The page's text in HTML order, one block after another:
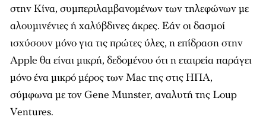
στην Κίνα, συμπεριλαμβανομένων των τηλεφώνων με
αλουμινένιες ή χαλύβδινες άκρες. Εάν οι δασμοί
ισχύσουν μόνο για τις πρώτες ύλες, η επίδραση στην
Apple θα είναι μικρή, δεδομένου ότι η εταιρεία παράγει
μόνο ένα μικρό μέρος των Mac της στις ΗΠΑ,
σύμφωνα με τον Gene Munster, αναλυτή της Loup
Ventures.